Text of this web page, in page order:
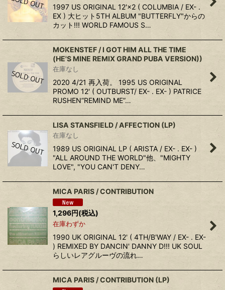
1997 US ORIGINAL 12'×2 ( COLUMBIA / EX- .
EX ) 大ヒット5TH ALBUM "BUTTERFLY"からの
カット!!! WORLD FAMOUS S…
MOKENSTEF / I GOT HIM ALL THE TIME
(HE'S MINE REMIX GRAND PUBA VERSION))
在庫なし
2020 4/21 再入荷。 1995 US ORIGINAL
PROMO 12' ( OUTBURST/ EX- . EX- ) PATRICE
RUSHEN”REMIND ME”…
LISA STANSFIELD / AFFECTION (LP)
在庫なし
1989 US ORIGINAL LP ( ARISTA / EX- . EX- )
"ALL AROUND THE WORLD"他、"MIGHTY
LOVE", "YOU CAN'T DENY…
MICA PARIS / CONTRIBUTION
1,296円(税込)
在庫わずか
1990 UK ORIGINAL 12' ( 4TH/B'WAY / EX- . EX-
) REMIXED BY DANCIN' DANNY D!!! UK SOUL
らしいレアグルーヴの流れ…
MICA PARIS / CONTRIBUTION (LP)